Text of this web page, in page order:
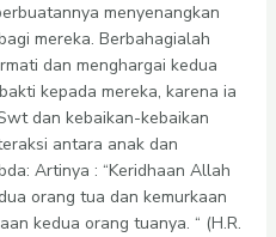
menyenangkan
mereka. Berbahagialah
dan menghargai kedua
kepada mereka, karena ia
dan kebaikan-kebaikan
antara anak dan
Artinya : “Keridhaan Allah
orang tua dan kemurkaan
kedua orang tuanya. “ (H.R.